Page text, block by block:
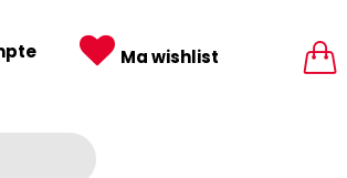
Ma wishlist